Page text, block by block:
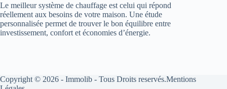
Le meilleur système de chauffage est celui qui répond
réellement aux besoins de votre maison. Une étude
personnalisée permet de trouver le bon équilibre entre
investissement, confort et économies d’énergie.
Copyright © 2026 - Immolib - Tous Droits reservés.Mentions